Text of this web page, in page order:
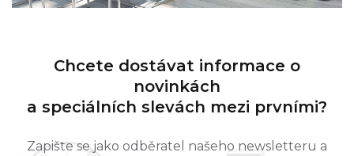
Chcete dostávat informace o
novinkách
a speciálních slevách mezi prvními?
Zapište se jako odběratel našeho newsletteru a